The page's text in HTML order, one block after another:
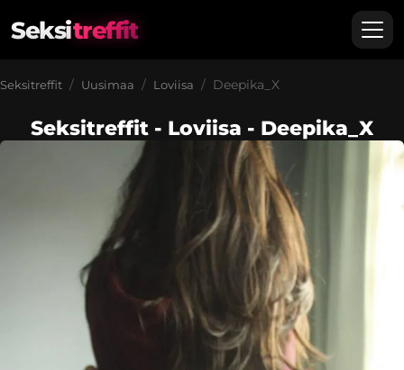
Seksitreffit
Seksitreffit Uusimaa Loviisa Deepika_X
Seksitreffit - Loviisa - Deepika_X